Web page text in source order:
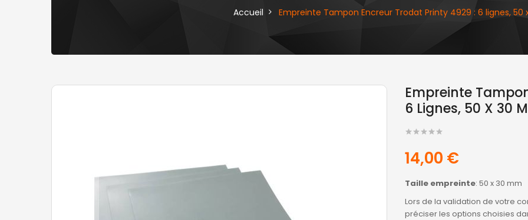
Accueil Empreinte Tampon Encreur Trodat Printy 4929 : 6 lignes, 50
Empreinte
6 Lignes, 50 X 30
14,00 €
Taille empreinte: 50 x 30 mm
Lors de la validation de votre
préciser les options choisies